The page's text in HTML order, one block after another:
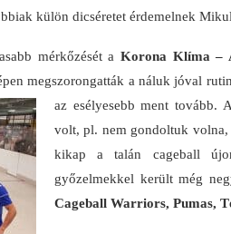
külön dicséretet érdemelnek
mérkőzését a Korona Klíma –
megszorongatták a náluk jóval
az esélyesebb ment tovább.
volt, pl. nem gondoltuk
kikap a talán cageball
győzelmekkel került még
Cageball Warriors, Pumas,